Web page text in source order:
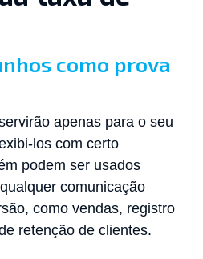
como prova
apenas para o seu
los com certo
podem ser usados
comunicação
como vendas, registro
retenção de clientes.